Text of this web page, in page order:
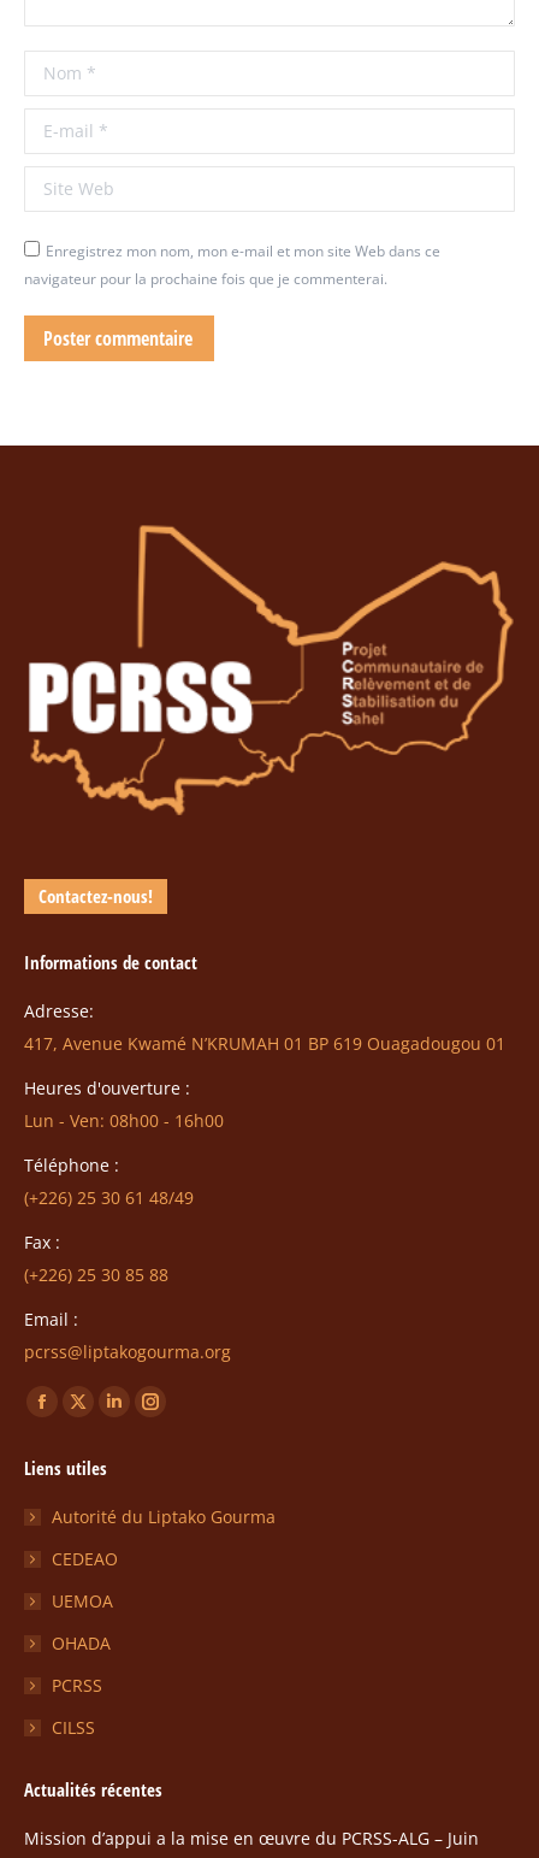
Nom *
E-mail *
Site Web
Enregistrez mon nom, mon e-mail et mon site Web dans ce
navigateur pour la prochaine fois que je commenterai.
Poster commentaire
Contactez-nous!
Informations de contact
Adresse:
417, Avenue Kwamé N’KRUMAH 01 BP 619 Ouagadougou 01
Heures d'ouverture :
Lun - Ven: 08h00 - 16h00
Téléphone :
(+226) 25 30 61 48/49
Fax :
(+226) 25 30 85 88
Email :
pcrss@liptakogourma.org
Trouvez nous sur :
La
Facebook
s'ouvre
une
nouvelle
fenêtre
La
X
s'ouvre
une
nouvelle
fenêtre
La
s'ouvre
une
nouvelle
La
s'ouvre
Liens utiles
Autorité du Liptako Gourma
CEDEAO
UEMOA
OHADA
PCRSS
CILSS
Actualités récentes
Mission d’appui a la mise en œuvre du PCRSS-ALG – Juin